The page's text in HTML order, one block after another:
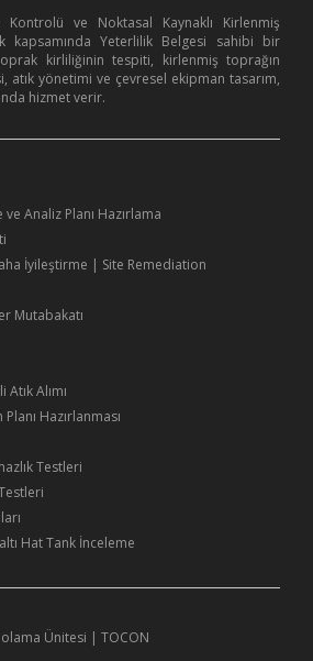
Kontrolü ve Noktasal Kaynaklı Kirlenmiş
kapsamında Yeterlilik Belgesi sahibi bir
kirliliğinin tespiti, kirlenmiş toprağın
atık yönetimi ve çevresel ekipman tasarım,
hizmet verir.
Analiz Planı Hazırlama
İyileştirme | Site Remediation
Mutabakatı
Alımı
Hazırlanması
Testleri
Hat Tank İnceleme
Ünitesi | TOCON